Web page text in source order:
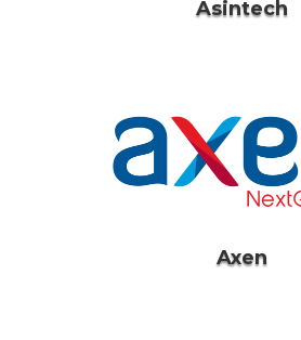
Asintech
Axen